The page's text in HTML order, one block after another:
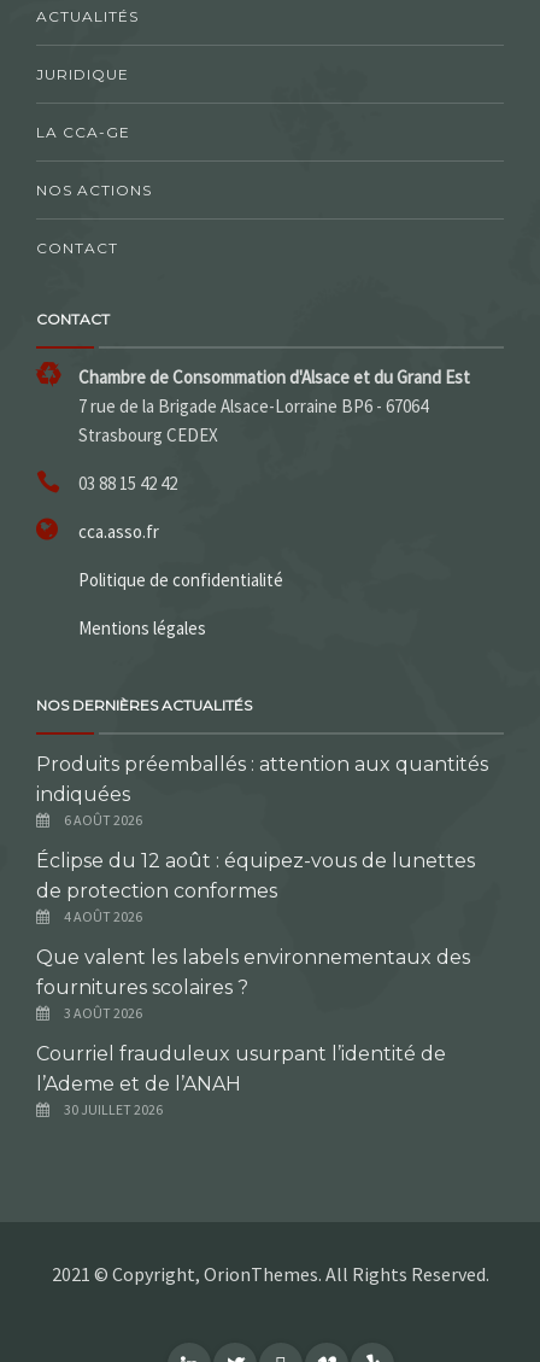
ACTUALITÉS
JURIDIQUE
LA CCA-GE
NOS ACTIONS
CONTACT
CONTACT
Chambre de Consommation d'Alsace et du Grand Est
7 rue de la Brigade Alsace-Lorraine BP6 - 67064
Strasbourg CEDEX
03 88 15 42 42
cca.asso.fr
Politique de confidentialité
Mentions légales
NOS DERNIÈRES ACTUALITÉS
Produits préemballés : attention aux quantités
indiquées
6 AOÛT 2026
Éclipse du 12 août : équipez-vous de lunettes
de protection conformes
4 AOÛT 2026
Que valent les labels environnementaux des
fournitures scolaires ?
3 AOÛT 2026
Courriel frauduleux usurpant l’identité de
l’Ademe et de l’ANAH
30 JUILLET 2026
2021 © Copyright, OrionThemes. All Rights Reserved.